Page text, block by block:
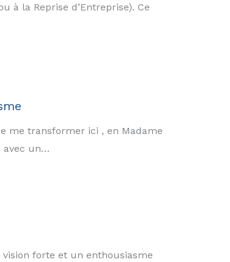
à la Reprise d’Entreprise). Ce
me transformer ici , en Madame
avec un…
vision forte et un enthousiasme